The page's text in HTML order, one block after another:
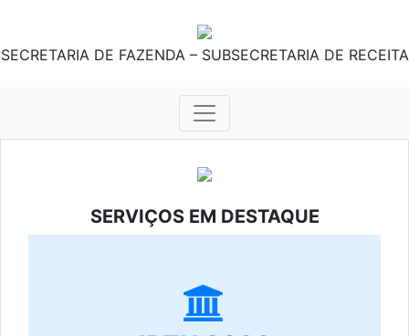
SECRETARIA DE FAZENDA – SUBSECRETARIA DE RECEITA
SERVIÇOS EM DESTAQUE